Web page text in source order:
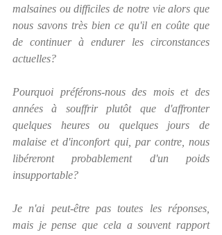
malsaines ou difficiles de notre vie alors que
nous savons très bien ce qu'il en coûte que
de continuer à endurer les circonstances
actuelles?
Pourquoi préférons-nous des mois et des
années à souffrir plutôt que d'affronter
quelques heures ou quelques jours de
malaise et d'inconfort qui, par contre, nous
libéreront probablement d'un poids
insupportable?
Je n'ai peut-être pas toutes les réponses,
mais je pense que cela a souvent rapport